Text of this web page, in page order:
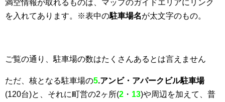
満空情報が取れるものは、マップのガイドエリアにリンク
を入れてあります。※表中の駐車場名が太文字のもの。
ご覧の通り、駐車場の数はたくさんあるとは言えません
ただ、核となる駐車場の5.アンビ・アパークビル駐車場
(120台)と、それに町営の2ヶ所(2 ・ 13)や周辺を加えて、普